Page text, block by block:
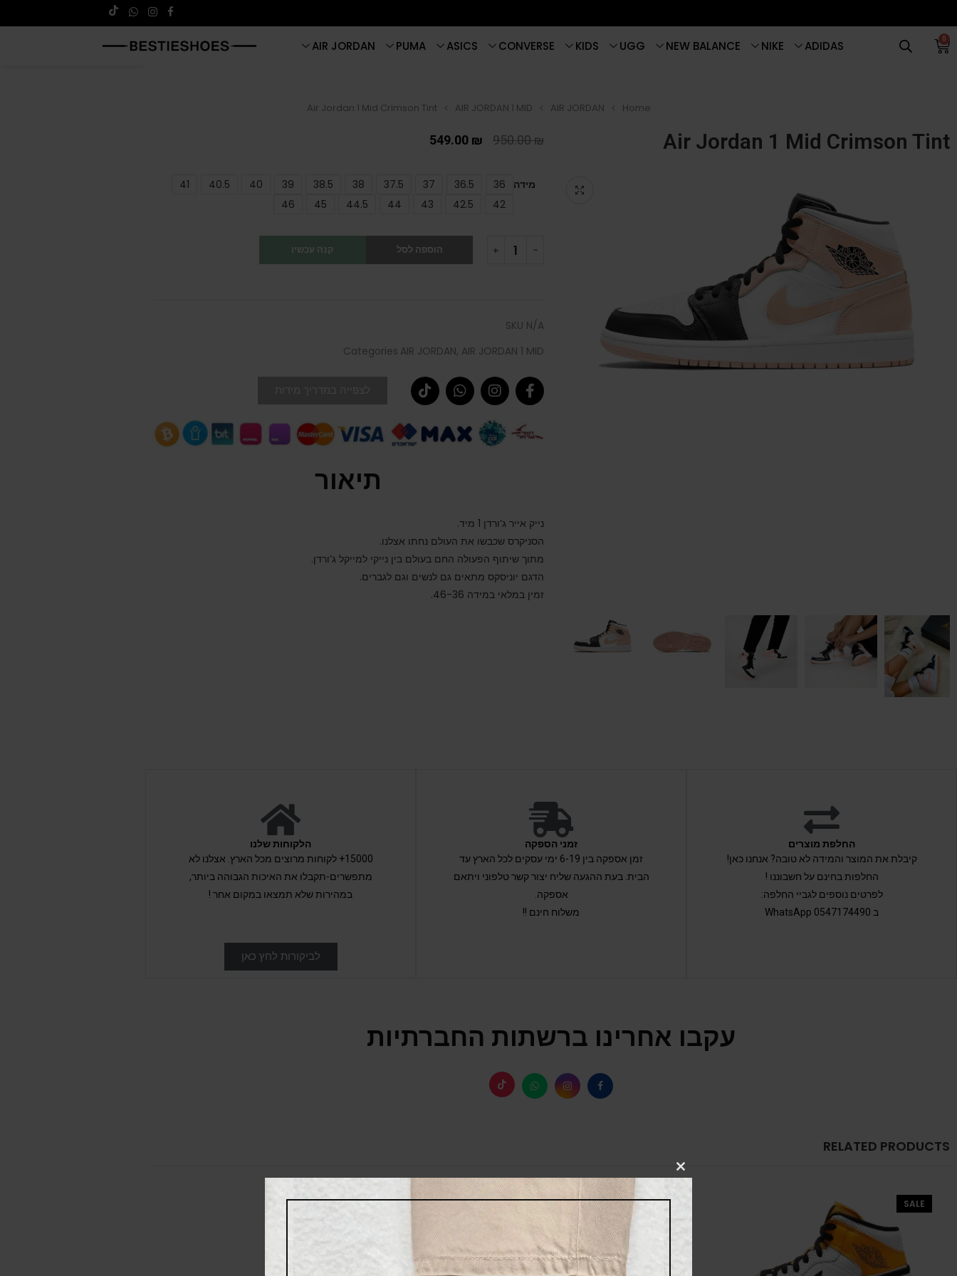
0
ADIDAS
NIKE
NEW BALANCE
UGG
KIDS
CONVERSE
ASICS
PUMA
AIR JORDAN
Home
AIR JORDAN
AIR JORDAN 1 MID
Air Jordan 1 Mid Crimson Tint
Air Jordan 1 Mid Crimson Tint
950.00₪
549.00 ₪
מידה 36
36.5
37
37.5
38
38.5
39
40
40.5
41
42
42.5
43
44
44.5
45
46
הוספה לסל קנה עכשיו
SKU N/A
Categories AIR JORDAN, AIR JORDAN 1 MID
תיאור
נייק אייר ג’ורדן 1 מיד.
הסניקרס שכבשו את העולם נחתו אצלנו.
מתוך שיתוף הפעולה החם בעולם בין נייקי למייקל ג’ורדן.
הדגם יוניסקס מתאים גם לנשים וגם לגברים.
זמין במלאי במידה 46-36.
החלפת מוצרים
קיבלת את המוצר והמידה לא טובה? אנחנו כאן!
החלפות בחינם על חשבוננו !
לפרטים נוספים לגביי החלפה:
ב 0547174490 WhatsApp
זמני הספקה
זמן אספקה בין 6-19 ימי עסקים לכל הארץ עד
הבית. בעת ההגעה שליח יצור קשר טלפוני ויתאם
אספקה.
משלוח חינם !!
הלקוחות שלנו
15000+ לקוחות מרוצים מכל הארץ. אצלנו לא
מתפשרים-תקבלו את האיכות הגבוהה ביותר,
במהירות שלא תמצאו במקום אחר !
לביקורות לחץ כאן
עקבו אחרינו ברשתות החברתיות
RELATED PRODUCTS
SALE
SALE
CLOSE
MODULE